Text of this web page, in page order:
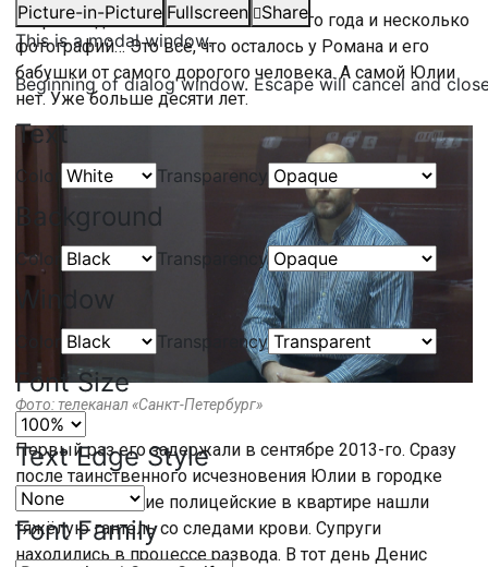
Picture-in-Picture Fullscreen
Share
This is a modal window.
Beginning of dialog window. Escape will cancel and
Text
Color Transparency
Background
Color Transparency
Window
Transparency
Font Size
Text Edge Style
Font Family
Старая видеокассета с записью 98-го года и несколько
фотографий… Это всё, что осталось у Романа и его
бабушки от самого дорогого человека. А самой Юлии
нет. Уже больше десяти лет.
Фото: телеканал «Санкт-Петербург»
Первый раз его задержали в сентябре 2013-го. Сразу
после таинственного исчезновения Юлии в городке
Коувола. Финские полицейские в квартире нашли
тяжёлую гантель со следами крови. Супруги
находились в процессе развода. В тот день Денис